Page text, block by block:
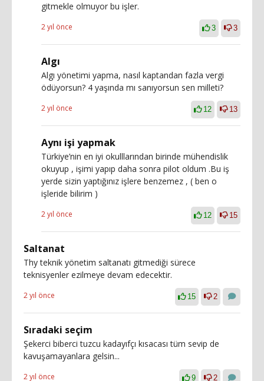
gitmekle olmuyor bu işler.
2 yıl önce 3 3
Algı
Algı yönetimi yapma, nasıl kaptandan fazla vergi
ödüyorsun? 4 yaşında mı sanıyorsun sen milleti?
2 yıl önce 12 13
Aynı işi yapmak
Türkiye’nin en iyi okulllarından birinde mühendislik
okuyup , işimi yapıp daha sonra pilot oldum .Bu iş
yerde sizin yaptığınız işlere benzemez , ( ben o
işleride bilirim )
2 yıl önce 12 15
Saltanat
Thy teknik yönetim saltanatı gitmediği sürece
teknisyenler ezilmeye devam edecektir.
2 yıl önce 15 2
Sıradaki seçim
Şekerci biberci tuzcu kadayıfçı kısacası tüm sevip de
kavuşamayanlara gelsin...
2 yıl önce 9 2